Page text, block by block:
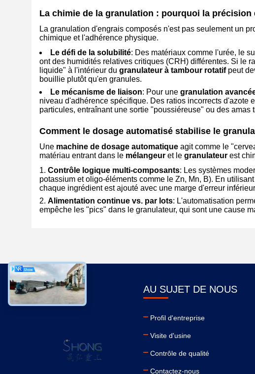
La chimie de la granulation : pourquoi la précision
La granulation d'engrais composés n'est pas seulement un
chimique et l'adhérence physique.
Le défi de la solubilité: Des matériaux comme l'urée, le
ont des humidités relatives critiques (CRH) différentes. Si le
liquide" à l'intérieur du granulateur à tambour rotatifpeut
bouillie plutôt qu'en granules.
Le mécanisme de liaison: Pour une granulation
niveau d'adhérence spécifique. Des ratios incorrects
particules, entraînant une sortie "poussiéreuse" ou des amas
Comment le dosage automatisé stabilise le
Une machine de dosage automatique agit comme le
matériau entrant dans le mélangeur et le granulateur est
Contrôle logique multi-composants: Les systèmes
potassium et oligo-éléments comme le Zn, Mn, B). En
chaque ingrédient est ajouté avec une marge d'erreur
Alimentation continue vs. par lots: L'automatisation
empêche les "pics" dans le granulateur, qui sont une cause
AU SUJET DE NOUS
Profil d'entreprise
Visite d'usine
Contrôle de qualité
Contactez-nous